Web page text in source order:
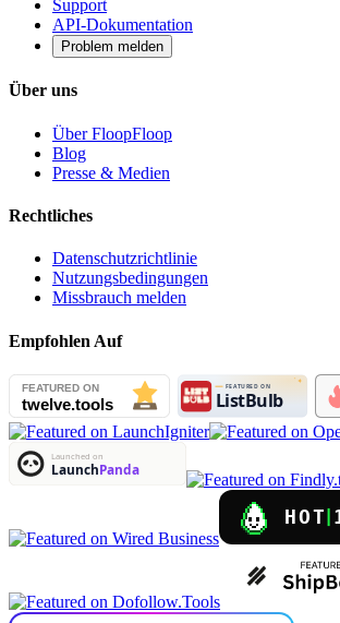
Support
API-Dokumentation
Problem melden
Über uns
Über FloopFloop
Blog
Presse & Medien
Rechtliches
Datenschutzrichtlinie
Nutzungsbedingungen
Missbrauch melden
Empfohlen Auf